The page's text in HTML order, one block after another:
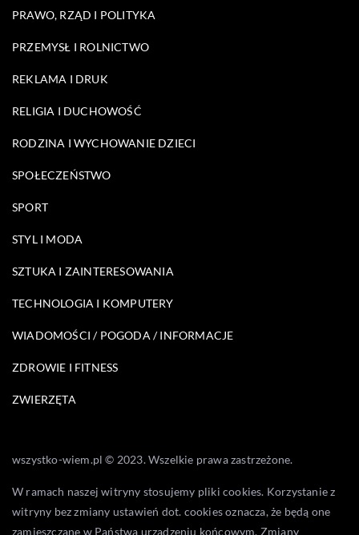
PRAWO, RZĄD I POLITYKA
PRZEMYSŁ I ROLNICTWO
REKLAMA I DRUK
RELIGIA I DUCHOWOŚĆ
RODZINA I WYCHOWANIE DZIECI
SPOŁECZEŃSTWO
SPORT
STYL I MODA
SZTUKA I ZAINTERESOWANIA
TECHNOLOGIA I KOMPUTERY
WIADOMOŚCI / POGODA / INFORMACJE
ZDROWIE I FITNESS
ZWIERZĘTA
wszystko-wiem.pl © 2023. Wszelkie prawa zastrzeżone.
W ramach naszej witryny stosujemy pliki cookies. Korzystanie z
witryny bez zmiany ustawień dot. cookies oznacza, że będą one
zamieszczane w Państwa urządzeniu końcowym. Zmiany